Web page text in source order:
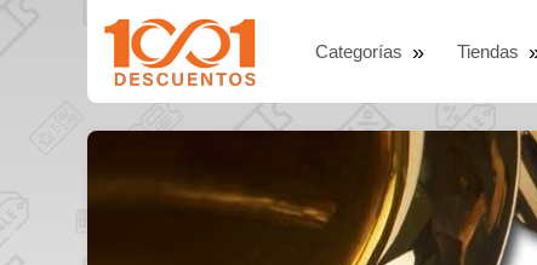
Categorías Tiendas